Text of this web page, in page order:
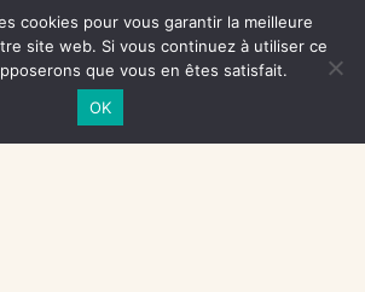
cookies pour vous garantir la meilleure
site web. Si vous continuez à utiliser ce
que vous en êtes satisfait.
OK